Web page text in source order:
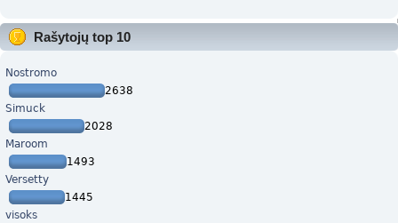
Rašytojų top 10
Nostromo
2638
Simuck
2028
Maroom
1493
Versetty
1445
visoks